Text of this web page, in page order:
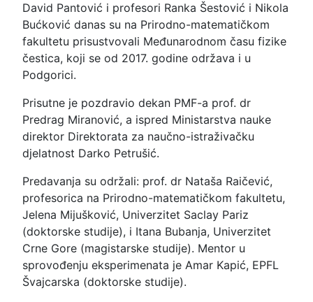
David Pantović i profesori Ranka Šestović i Nikola
Bućković danas su na Prirodno-matematičkom
fakultetu prisustvovali Međunarodnom času fizike
čestica, koji se od 2017. godine održava i u
Podgorici.
Prisutne je pozdravio dekan PMF-a prof. dr
Predrag Miranović, a ispred Ministarstva nauke
direktor Direktorata za naučno-istraživačku
djelatnost Darko Petrušić.
Predavanja su održali: prof. dr Nataša Raičević,
profesorica na Prirodno-matematičkom fakultetu,
Jelena Mijušković, Univerzitet Saclay Pariz
(doktorske studije), i Itana Bubanja, Univerzitet
Crne Gore (magistarske studije). Mentor u
sprovođenju eksperimenata je Amar Kapić, EPFL
Švajcarska (doktorske studije).